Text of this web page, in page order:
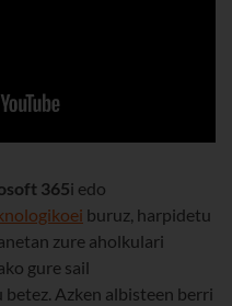
365i edo
buruz, harpidetu
zure aholkulari
gure sail
Azken albisteen berri